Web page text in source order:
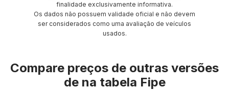
finalidade exclusivamente informativa.
Os dados não possuem validade oficial e não devem
ser considerados como uma avaliação de veículos
usados.
Compare preços de outras versões
de na tabela Fipe